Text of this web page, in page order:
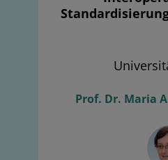
Prof. Dr. Maria